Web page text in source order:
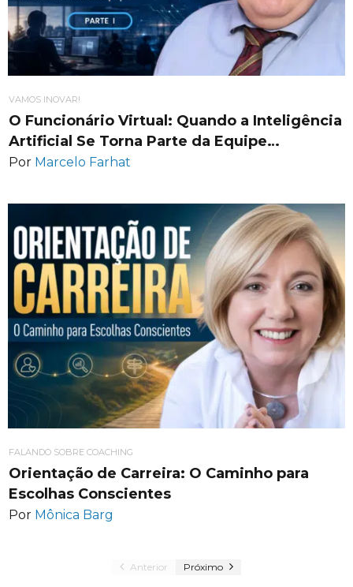
VAMOS INOVAR!
O Funcionário Virtual: Quando a Inteligência
Artificial Se Torna Parte da Equipe…
Por Marcelo Farhat
FALANDO SOBRE COACHING
Orientação de Carreira: O Caminho para
Escolhas Conscientes
Por Mônica Barg
Anterior Próximo